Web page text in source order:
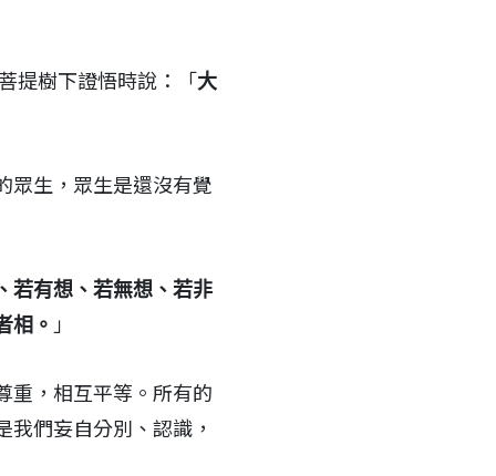
提樹下證悟時說：「 大
眾生，眾生是還沒有覺
若有想、若無想、若非
相。 」
重，相互平等。所有的
們妄自分別、認識，